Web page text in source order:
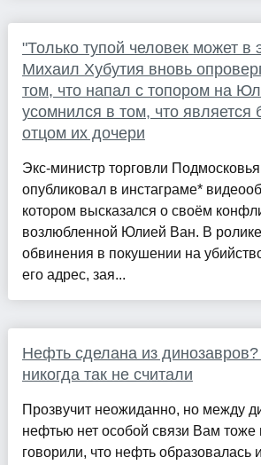
"Только тупой человек может в
Михаил Хубутия вновь
том, что напал с топором на
усомнился в том, что является
отцом их дочери
Экс-министр торговли
опубликовал в инстаграме*
котором высказался о своём
возлюбленной Юлией Ван. В
обвинения в покушении на
его адрес, зая...
Нефть сделана из
никогда так не считали
Прозвучит неожиданно, но между
нефтью нет особой связи Вам тоже
говорили, что нефть образовалась